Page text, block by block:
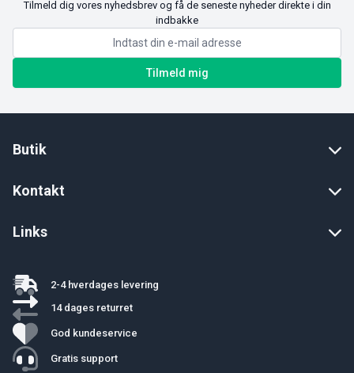
Tilmeld dig vores nyhedsbrev og få de seneste nyheder direkte i din
indbakke
Tilmeld mig
Butik
Kontakt
Links
2-4 hverdages levering
14 dages returret
God kundeservice
Gratis support